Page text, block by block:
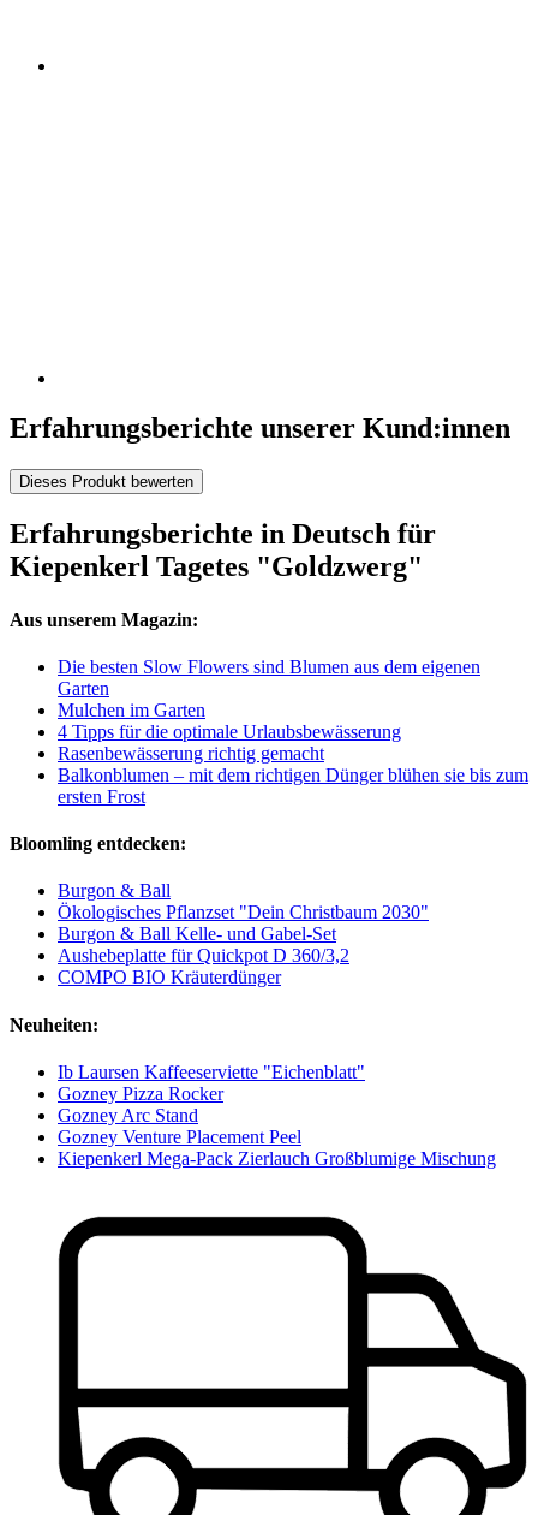
Erfahrungsberichte unserer Kund:innen
Dieses Produkt bewerten
Erfahrungsberichte in Deutsch für
Kiepenkerl Tagetes "Goldzwerg"
Aus unserem Magazin:
Die besten Slow Flowers sind Blumen aus dem eigenen
Garten
Mulchen im Garten
4 Tipps für die optimale Urlaubsbewässerung
Rasenbewässerung richtig gemacht
Balkonblumen – mit dem richtigen Dünger blühen sie bis zum
ersten Frost
Bloomling entdecken:
Burgon & Ball
Ökologisches Pflanzset "Dein Christbaum 2030"
Burgon & Ball Kelle- und Gabel-Set
Aushebeplatte für Quickpot D 360/3,2
COMPO BIO Kräuterdünger
Neuheiten:
Ib Laursen Kaffeeserviette "Eichenblatt"
Gozney Pizza Rocker
Gozney Arc Stand
Gozney Venture Placement Peel
Kiepenkerl Mega-Pack Zierlauch Großblumige Mischung